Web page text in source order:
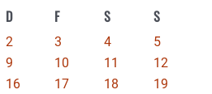
D F S S
2 3 4
5
9 10 11
12
16 17 18
19